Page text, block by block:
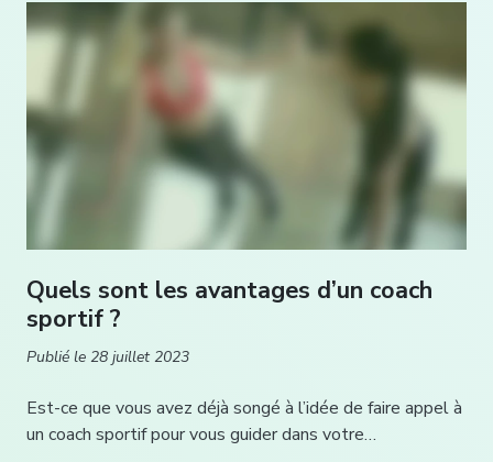
Quels sont les avantages d’un coach
sportif ?
Publié le 28 juillet 2023
Est-ce que vous avez déjà songé à l’idée de faire appel à
un coach sportif pour vous guider dans votre…